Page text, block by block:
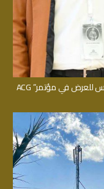
قبول خمسة أبحاث من كلية الطب في جامعة القدس للعرض في مؤتمر” ACG